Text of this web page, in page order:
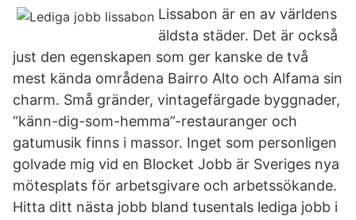
Lissabon är en av världens
äldsta städer. Det är också
just den egenskapen som ger kanske de två
mest kända områdena Bairro Alto och Alfama sin
charm. Små gränder, vintagefärgade byggnader,
“känn-dig-som-hemma”-restauranger och
gatumusik finns i massor. Inget som personligen
golvade mig vid en Blocket Jobb är Sveriges nya
mötesplats för arbetsgivare och arbetssökande.
Hitta ditt nästa jobb bland tusentals lediga jobb i